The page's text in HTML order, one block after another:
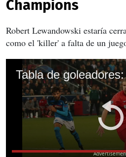
Champions
Robert Lewandowski estaría
como el 'killer' a falta de un